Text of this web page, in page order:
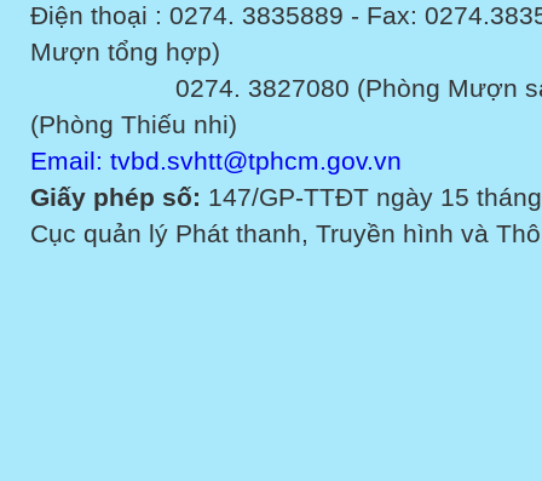
Điện thoại : 0274. 3835889 - Fax:
Mượn tổng hợp)
0274. 3827080 (Phòng Mượn sách
(Phòng Thiếu nhi)
Email: tvbd.svhtt@tphcm.gov.vn
Giấy phép số: 147/GP-TTĐT ngày 15
Cục quản lý Phát thanh, Truyền hình và